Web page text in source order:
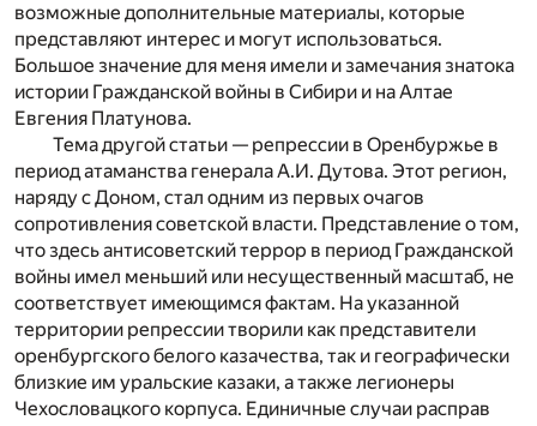
возможные дополнительные материалы, которые
представляют интерес и могут использоваться.
Большое значение для меня имели и замечания знатока
истории Гражданской войны в Сибири и на Алтае
Евгения Платунова.
Тема другой статьи — репрессии в Оренбуржье в
период атаманства генерала А.И. Дутова. Этот регион,
наряду с Доном, стал одним из первых очагов
сопротивления советской власти. Представление о том,
что здесь антисоветский террор в период Гражданской
войны имел меньший или несущественный масштаб, не
соответствует имеющимся фактам. На указанной
территории репрессии творили как представители
оренбургского белого казачества, так и географически
близкие им уральские казаки, а также легионеры
Чехословацкого корпуса. Единичные случаи расправ